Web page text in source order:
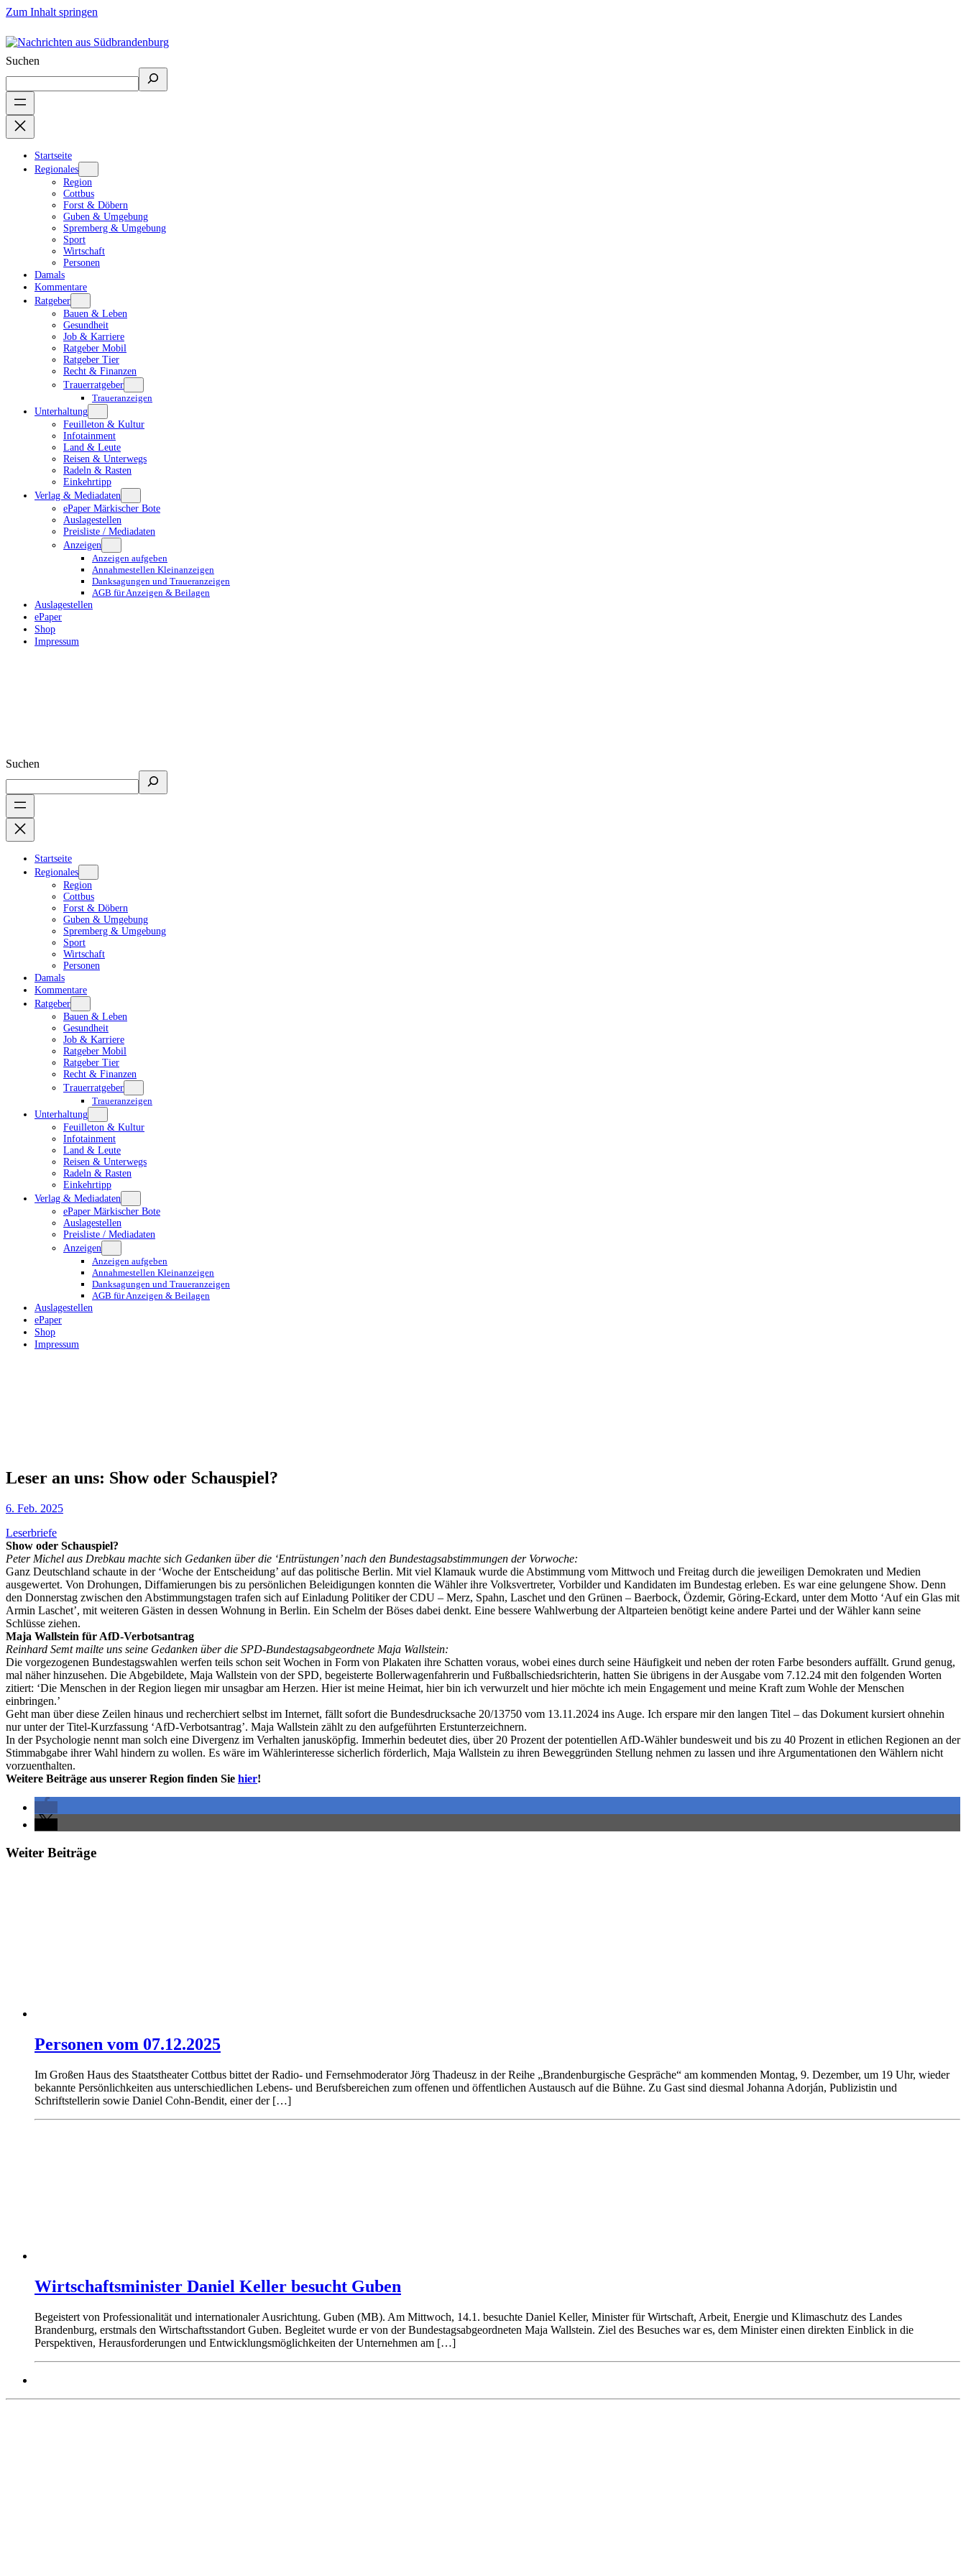
Zum Inhalt springen
Suchen
Startseite
Regionales
Region
Cottbus
Forst & Döbern
Guben & Umgebung
Spremberg & Umgebung
Sport
Wirtschaft
Personen
Damals
Kommentare
Ratgeber
Bauen & Leben
Gesundheit
Job & Karriere
Ratgeber Mobil
Ratgeber Tier
Recht & Finanzen
Trauerratgeber
Traueranzeigen
Unterhaltung
Feuilleton & Kultur
Infotainment
Land & Leute
Reisen & Unterwegs
Radeln & Rasten
Einkehrtipp
Verlag & Mediadaten
ePaper Märkischer Bote
Auslagestellen
Preisliste / Mediadaten
Anzeigen
Anzeigen aufgeben
Annahmestellen Kleinanzeigen
Danksagungen und Traueranzeigen
AGB für Anzeigen & Beilagen
Auslagestellen
ePaper
Shop
Impressum
Suchen
Startseite
Regionales
Region
Cottbus
Forst & Döbern
Guben & Umgebung
Spremberg & Umgebung
Sport
Wirtschaft
Personen
Damals
Kommentare
Ratgeber
Bauen & Leben
Gesundheit
Job & Karriere
Ratgeber Mobil
Ratgeber Tier
Recht & Finanzen
Trauerratgeber
Traueranzeigen
Unterhaltung
Feuilleton & Kultur
Infotainment
Land & Leute
Reisen & Unterwegs
Radeln & Rasten
Einkehrtipp
Verlag & Mediadaten
ePaper Märkischer Bote
Auslagestellen
Preisliste / Mediadaten
Anzeigen
Anzeigen aufgeben
Annahmestellen Kleinanzeigen
Danksagungen und Traueranzeigen
AGB für Anzeigen & Beilagen
Auslagestellen
ePaper
Shop
Impressum
Leser an uns: Show oder Schauspiel?
6. Feb. 2025
Leserbriefe
Show oder Schauspiel?
Peter Michel aus Drebkau machte sich Gedanken über die ‘Entrüstungen’ nach den Bundestagsabstimmungen der Vorwoche:
Ganz Deutschland schaute in der ‘Woche der Entscheidung’ auf das politische Berlin. Mit viel Klamauk wurde die Abstimmung vom Mittwoch und Freitag durch die jeweiligen Demokraten und Medien
ausgewertet. Von Drohungen, Diffamierungen bis zu persönlichen Beleidigungen konnten die Wähler ihre Volksvertreter, Vorbilder und Kandidaten im Bundestag erleben. Es war eine gelungene Show. Denn
den Donnerstag zwischen den Abstimmungstagen trafen sich auf Einladung Politiker der CDU – Merz, Spahn, Laschet und den Grünen – Baerbock, Özdemir, Göring-Eckard, unter dem Motto ‘Auf ein Glas mit
Armin Laschet’, mit weiteren Gästen in dessen Wohnung in Berlin. Ein Schelm der Böses dabei denkt. Eine bessere Wahlwerbung der Altparteien benötigt keine andere Partei und der Wähler kann seine
Schlüsse ziehen.
Maja Wallstein für AfD-Verbotsantrag
Reinhard Semt mailte uns seine Gedanken über die SPD-Bundestagsabgeordnete Maja Wallstein:
Die vorgezogenen Bundestagswahlen werfen teils schon seit Wochen in Form von Plakaten ihre Schatten voraus, wobei eines durch seine Häufigkeit und neben der roten Farbe besonders auffällt. Grund genug,
mal näher hinzusehen. Die Abgebildete, Maja Wallstein von der SPD, begeisterte Bollerwagenfahrerin und Fußballschiedsrichterin, hatten Sie übrigens in der Ausgabe vom 7.12.24 mit den folgenden Worten
zitiert: ‘Die Menschen in der Region liegen mir unsagbar am Herzen. Hier ist meine Heimat, hier bin ich verwurzelt und hier möchte ich mein Engagement und meine Kraft zum Wohle der Menschen
einbringen.’
Geht man über diese Zeilen hinaus und recherchiert selbst im Internet, fällt sofort die Bundesdrucksache 20/13750 vom 13.11.2024 ins Auge. Ich erspare mir den langen Titel – das Dokument kursiert ohnehin
nur unter der Titel-Kurzfassung ‘AfD-Verbotsantrag’. Maja Wallstein zählt zu den aufgeführten Erstunterzeichnern.
In der Psychologie nennt man solch eine Divergenz im Verhalten janusköpfig. Immerhin bedeutet dies, über 20 Prozent der potentiellen AfD-Wähler bundesweit und bis zu 40 Prozent in etlichen Regionen an der
Stimmabgabe ihrer Wahl hindern zu wollen. Es wäre im Wählerinteresse sicherlich förderlich, Maja Wallstein zu ihren Beweggründen Stellung nehmen zu lassen und ihre Argumentationen den Wählern nicht
vorzuenthalten.
Weitere Beiträge aus unserer Region finden Sie hier!
Weiter Beiträge
Personen vom 07.12.2025
Im Großen Haus des Staatstheater Cottbus bittet der Radio- und Fernsehmoderator Jörg Thadeusz in der Reihe „Brandenburgische Gespräche“ am kommenden Montag, 9. Dezember, um 19 Uhr, wieder
bekannte Persönlichkeiten aus unterschiedlichen Lebens- und Berufsbereichen zum offenen und öffentlichen Austausch auf die Bühne. Zu Gast sind diesmal Johanna Adorján, Publizistin und
Schriftstellerin sowie Daniel Cohn-Bendit, einer der […]
Wirtschaftsminister Daniel Keller besucht Guben
Begeistert von Professionalität und internationaler Ausrichtung. Guben (MB). Am Mittwoch, 14.1. besuchte Daniel Keller, Minister für Wirtschaft, Arbeit, Energie und Klimaschutz des Landes
Brandenburg, erstmals den Wirtschaftsstandort Guben. Begleitet wurde er von der Bundestagsabgeordneten Maja Wallstein. Ziel des Besuches war es, dem Minister einen direkten Einblick in die
Perspektiven, Herausforderungen und Entwicklungsmöglichkeiten der Unternehmen am […]